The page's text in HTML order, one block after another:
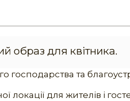
образ для квітника.
господарства та
для жителів і